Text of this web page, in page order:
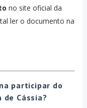
no site oficial da
ler o documento na
participar do
Cássia?